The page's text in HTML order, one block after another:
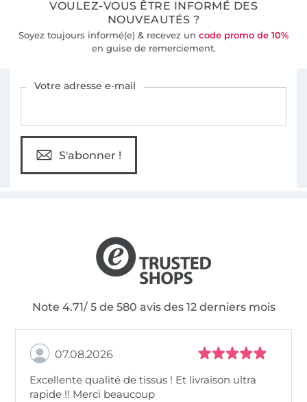
VOULEZ-VOUS ÊTRE INFORMÉ DES
NOUVEAUTÉS ?
Soyez toujours informé(e) & recevez un code promo de 10%
en guise de remerciement.
Votre adresse e-mail
S'abonner !
Note 4.71/ 5 de 580 avis des 12 derniers mois
07.08.2026
Excellente qualité de tissus ! Et livraison ultra
rapide !! Merci beaucoup